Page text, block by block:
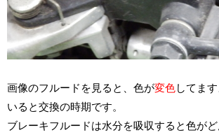
画像のフルードを見ると、色が変色してま
いると交換の時期です。
ブレーキフルードは水分を吸収すると色が